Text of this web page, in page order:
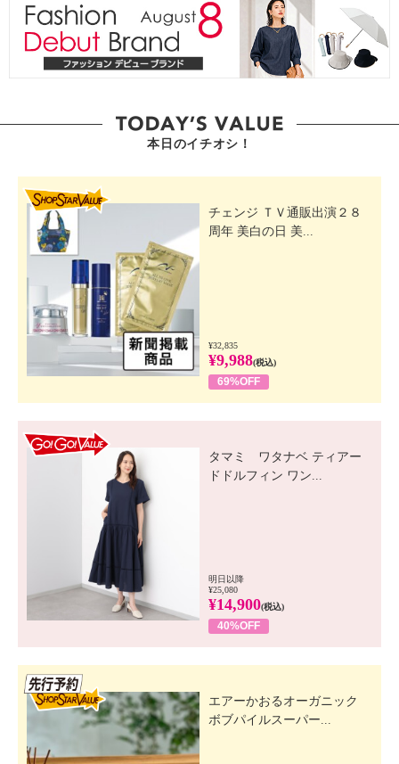
本日のイチオシ！
チェンジ ＴＶ通販出演２８
周年 美白の日 美...
¥32,835
¥9,988(税込)
69%OFF
タマミ ワタナベ ティアー
ドドルフィン ワン...
明日以降
¥25,080
¥14,900(税込)
40%OFF
エアーかおるオーガニック
ボブパイルスーパー...